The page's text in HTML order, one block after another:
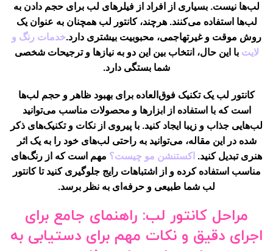
لب‌ها نیست. بسیاری از افراد از فیلرهای لب برای حجم دادن به
لب‌ها استفاده می‌کنند. هرچند، کانتور لب همچنان به عنوان یک
روش موقت و غیرتهاجمی، محبوبیت بیشتری دارد.خدمات رنگ و
لایت با این حال، انتخاب بین این دو به نیازها و ترجیحات شخصی
شما بستگی دارد.
کانتور لب یک تکنیک فوق‌العاده برای بهبود ظاهر و حجم لب‌ها
است که با استفاده از ابزارها و محصولات مناسب می‌توانید
لب‌هایی جذاب و زیبا ایجاد کنید. با پیروی از نکات و تکنیک‌های ذکر
شده در این مقاله، می‌توانید به راحتی لب‌های خود را به یک اثر
هنری تبدیل کنید. اکستنشن مو چیست؟ مهم است که از رنگ‌های
مناسب استفاده کرده و از اشتباهات رایج جلوگیری کنید تا کانتور
لب شما طبیعی و حرفه‌ای به نظر برسد.
مراحل کانتور لب: راهنمای جامع برای
اجرای دقیق و نکات مهم برای دستیابی به